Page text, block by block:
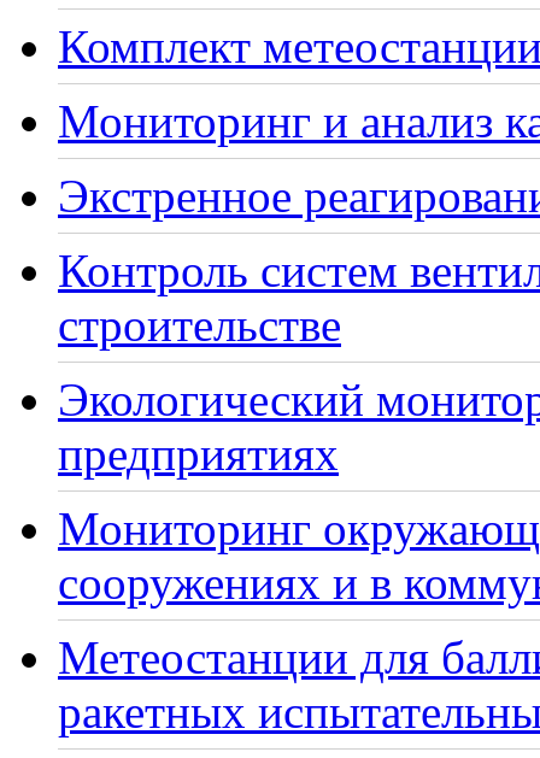
Комплект
Мониторинг и анализ
Экстренное
Контроль систем
строительстве
Экологический
предприятиях
Мониторинг
сооружениях и в
Метеостанции для
ракетных